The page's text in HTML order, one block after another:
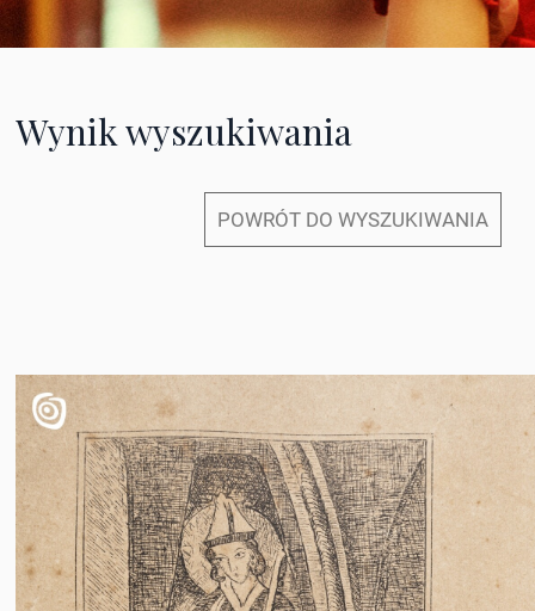
Wynik wyszukiwania
POWRÓT DO WYSZUKIWANIA